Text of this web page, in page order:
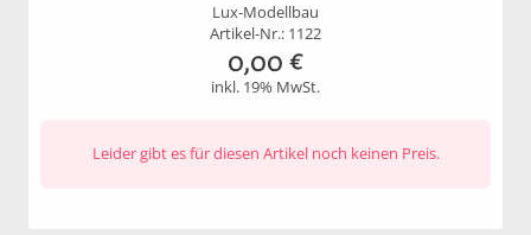
Lux-Modellbau
Artikel-Nr.: 1122
0,00 €
inkl. 19% MwSt.
Leider gibt es für diesen Artikel noch keinen Preis.